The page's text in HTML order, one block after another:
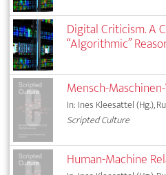
Digital Criticism. A
“Algorithmic”
Mensch-
In: Ines Kleesattel (Hg.),
Scripted Culture
Human-Machine